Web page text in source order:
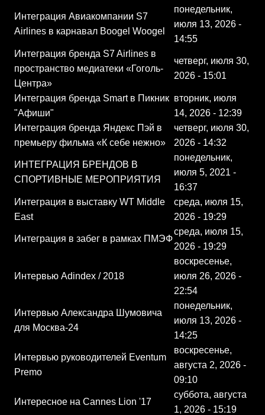
Интеграция Авиакомпании S7
Airlines в карнавал Boogel Woogel
понедельник,
июля 13, 2026 -
14:55
Интеграция бренда S7 Airlines в
пространство медиатеки «Гоголь-
Центра»
четверг, июля 30,
2026 - 15:01
Интеграция бренда Smart в Пикник
"Афиши"
вторник, июля
14, 2026 - 12:39
Интеграция бренда Яндекс Пэй в
премьеру фильма «К себе нежно»
четверг, июля 30,
2026 - 14:32
ИНТЕГРАЦИЯ БРЕНДОВ В
СПОРТИВНЫЕ МЕРОПРИЯТИЯ
понедельник,
июля 5, 2021 -
16:37
Интеграция в выставку WT Middle
East
среда, июля 15,
2026 - 19:29
Интеграция в забег в рамках ПМЭФ
среда, июля 15,
2026 - 19:29
Интервью Adindex / 2018
воскресенье,
июля 26, 2026 -
22:54
Интервью Александра Шумовича
для Москва-24
понедельник,
июля 13, 2026 -
14:25
Интервью руководителей Eventum
Premo
воскресенье,
августа 2, 2026 -
09:10
Интересное на Cannes Lion '17
суббота, августа
1, 2026 - 15:19